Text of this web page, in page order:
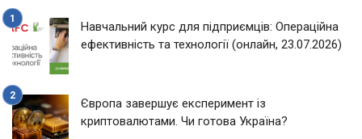
Навчальний курс для підприємців: Операційна
ефективність та технології (онлайн, 23.07.2026)
Європа завершує експеримент із
криптовалютами. Чи готова Україна?